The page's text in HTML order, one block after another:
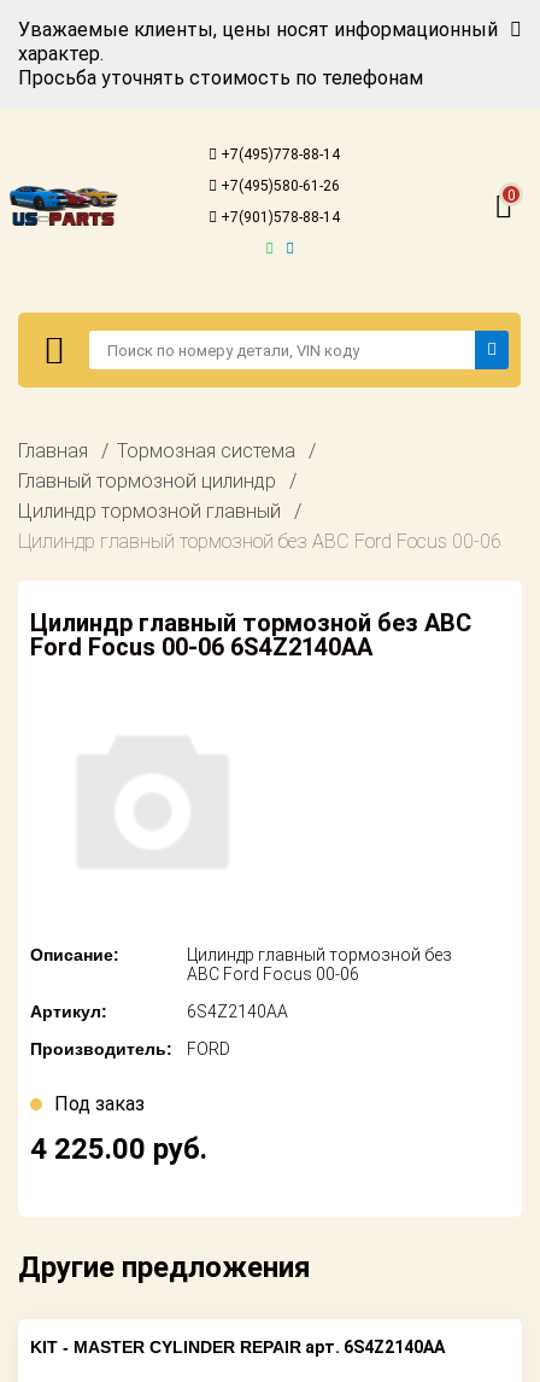
Уважаемые клиенты, цены носят информационный
характер.
Просьба уточнять стоимость по телефонам
+7(495)778-88-14
+7(495)580-61-26
+7(901)578-88-14
0
Авторизация
американских
автомобилей
запросу
техобслуживание
Доставка
Оплата
Возврат
Контакты
Регистрация
американских
Онлайн каталоги
- любые
Партнерство и
сотрудничество
Акции
Новости
заказ
Главная
Тормозная система
Главный тормозной цилиндр
Цилиндр тормозной главный
Цилиндр главный тормозной без АВС Ford Focus 00-06
Цилиндр главный тормозной без АВС
Ford Focus 00-06 6S4Z2140AA
Описание:
Цилиндр главный тормозной без
АВС Ford Focus 00-06
Артикул:
6S4Z2140AA
Производитель:
FORD
Под заказ
4 225.00 руб.
Другие предложения
KIT - MASTER CYLINDER REPAIR арт. 6S4Z2140AA